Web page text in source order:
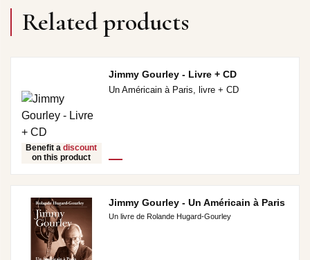
Related products
Benefit adiscount
on this product
Jimmy Gourley - Livre + CD
Un Américain à Paris, livre + CD
Jimmy Gourley - Un Américain à Paris
Un livre de Rolande Hugard-Gourley